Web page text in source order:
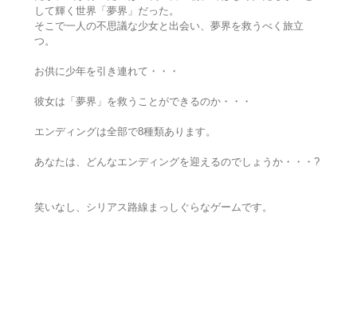
して輝く世界「夢界」だった。
そこで一人の不思議な少女と出会い、夢界を救うべく旅立
つ。
お供に少年を引き連れて・・・
彼女は「夢界」を救うことができるのか・・・
エンディングは全部で8種類あります。
あなたは、どんなエンディングを迎えるのでしょうか・・・?
笑いなし、シリアス路線まっしぐらなゲームです。